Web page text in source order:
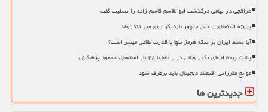
عراقچی در پیامی درگذشت ابوالقاسم قاسم زاده را تسلیت گفت
پروژه استعفای رییس جمهور باردیگر روی میز تندروها
آیا تسلط ایران بر تنگه هرمز تنها با قدرت نظامی میسر است؟
پشت پرده ادعای یک روحانی در رابطه با ۲۸ بار استعفای مسعود پزشکیان
موانع مقرراتی اقتصاد دیجیتال باید برطرف شود
جدیدترین ها